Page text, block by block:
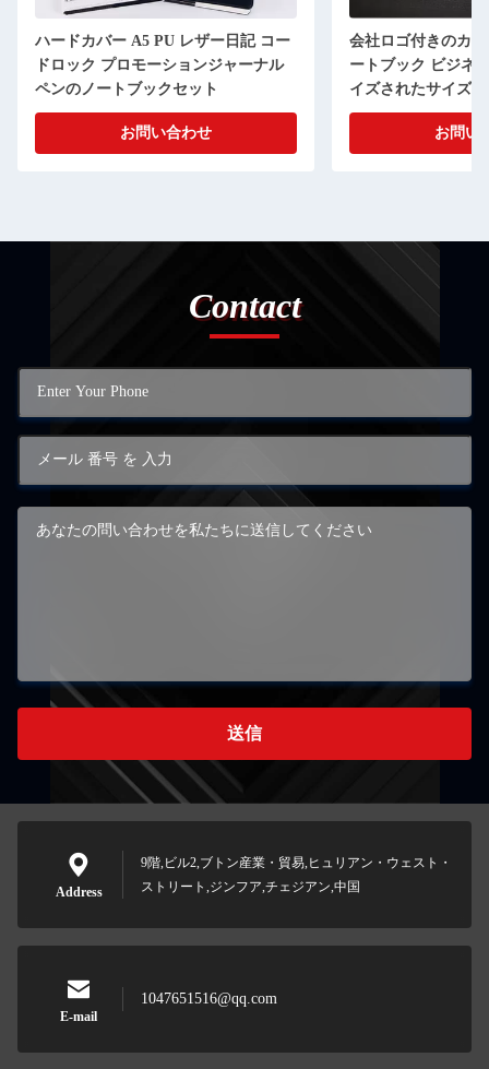
コー
会社ロゴ付きのカスタム PU レザーノ
ートブック ビジネス用 B5 / カスタマ
イズされたサイズ
お問い合わせ
パーソナ
レザー ノ
ン 100 枚
Contact
送信
Address
9階,ビル2,ブトン産業・貿易,ヒュリアン・ウェスト・
ストリート,ジンフア,チェジアン,中国
E-mail
1047651516@qq.com